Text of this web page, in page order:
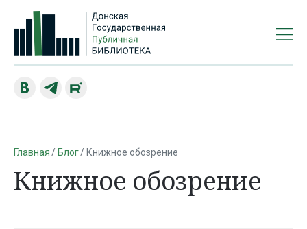
Главная Блог Книжное обозрение
Книжное обозрение